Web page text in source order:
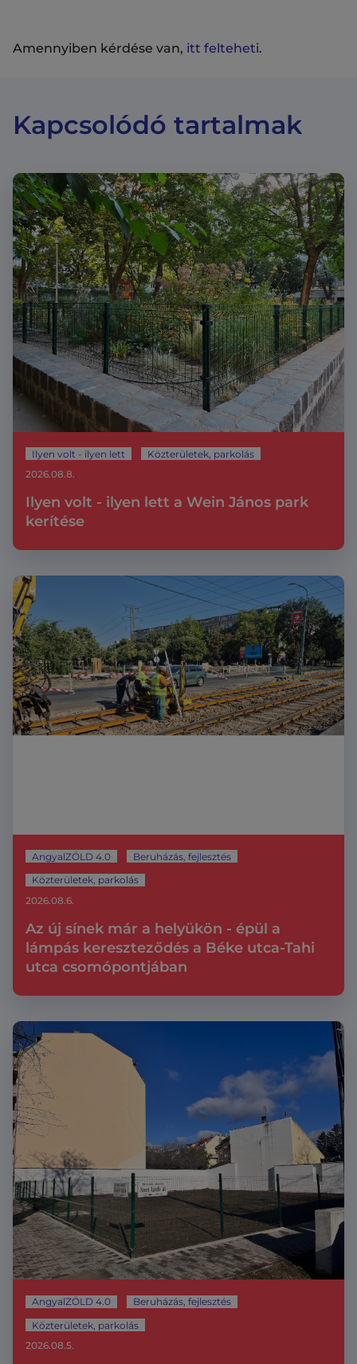
Amennyiben kérdése van, itt felteheti.
Kapcsolódó tartalmak
Ilyen volt - ilyen lett Közterületek, parkolás
Ilyen volt - ilyen lett a Wein János park
kerítése
2026.08.8.
AngyalZÖLD 4.0
Beruházás, fejlesztés
Közterületek, parkolás
Az új sínek már a helyükön - épül a
lámpás kereszteződés a Béke utca-Tahi
utca csomópontjában
2026.08.6.
AngyalZÖLD 4.0
Beruházás, fejlesztés
Közterületek, parkolás
2026.08.5.